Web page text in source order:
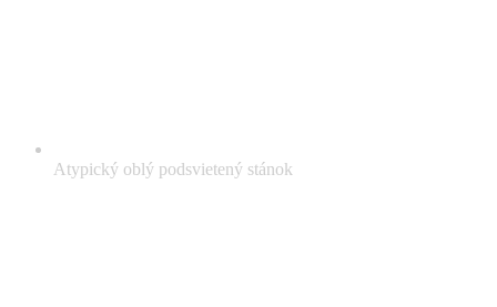
Atypický oblý podsvietený stánok